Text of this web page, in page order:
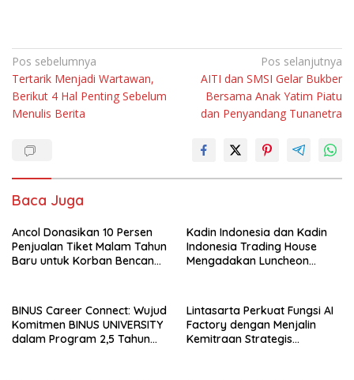
Navigasi
pos
Pos sebelumnya
Tertarik Menjadi Wartawan,
Berikut 4 Hal Penting Sebelum
Menulis Berita
Pos selanjutnya
AITI dan SMSI Gelar Bukber
Bersama Anak Yatim Piatu
dan Penyandang Tunanetra
Baca Juga
Ancol Donasikan 10 Persen
Penjualan Tiket Malam Tahun
Baru untuk Korban Bencana
Kadin Indonesia dan Kadin
Indonesia Trading House
Mengadakan Luncheon
Chamber of Commerce and
Industry (SMCCI)
BINUS Career Connect: Wujud
Komitmen BINUS UNIVERSITY
dalam Program 2,5 Tahun
Lintasarta Perkuat Fungsi AI
Factory dengan Menjalin
Kemitraan Strategis